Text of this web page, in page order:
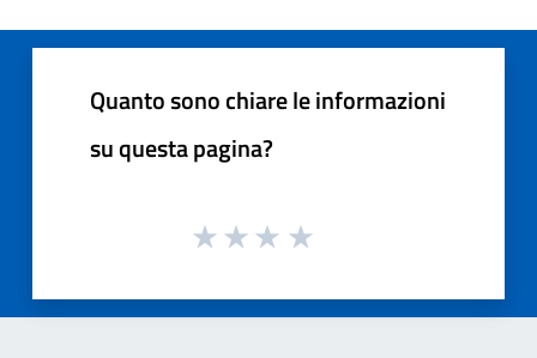
Quanto sono chiare le informazioni
su questa pagina?